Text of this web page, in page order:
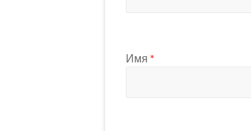
Имя *